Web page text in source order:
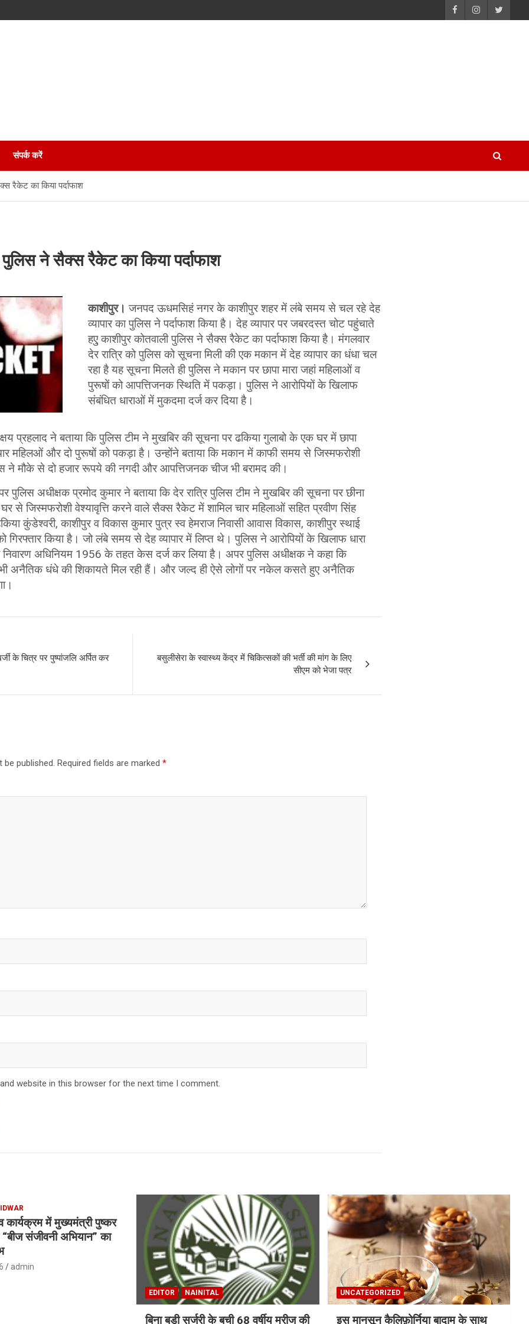
संपर्क करें
रैकेट का किया पर्दाफाश
पुलिस ने सैक्स रैकेट का किया पर्दाफाश
काशीपुर। जनपद ऊधमसिहं नगर के काशीपुर शहर में लंबे समय से चल रहे देह
व्यापार का पुलिस ने पर्दाफाश किया है। देह व्यापार पर जबरदस्त चोट पहुंचाते
हएु काशीपुर कोतवाली पुलिस ने सैक्स रैकेट का पर्दाफाश किया है। मंगलवार
देर रात्रि को पुलिस को सूचना मिली की एक मकान में देह व्यापार का धंधा चल
रहा है यह सूचना मिलते ही पुलिस ने मकान पर छापा मारा जहां महिलाओं व
पुरूषों को आपत्तिजनक स्थिति में पकड़ा। पुलिस ने आरोपियों के खिलाफ
संबंधित धाराओं में मुकदमा दर्ज कर दिया है।
प्रहलाद ने बताया कि पुलिस टीम ने मुखबिर की सूचना पर ढकिया गुलाबो के एक घर में छापा
महिलओं और दो पुरूषों को पकड़ा है। उन्होंने बताया कि मकान में काफी समय से जिस्मफरोशी
ने मौके से दो हजार रूपये की नगदी और आपत्तिजनक चीज भी बरामद की।
पुलिस अधीक्षक प्रमोद कुमार ने बताया कि देर रात्रि पुलिस टीम ने मुखबिर की सूचना पर छीना
से जिस्मफरोशी वेश्यावृत्ति करने वाले सैक्स रैकेट में शामिल चार महिलाओं सहित प्रवीण सिंह
कुंडेश्वरी, काशीपुर व विकास कुमार पुत्र स्व हेमराज निवासी आवास विकास, काशीपुर स्थाई
गिरफ्तार किया है। जो लंबे समय से देह व्यापार में लिप्त थे। पुलिस ने आरोपियों के खिलाफ धारा
अधिनियम 1956 के तहत केस दर्ज कर लिया है। अपर पुलिस अधीक्षक ने कहा कि
अनैतिक धंधे की शिकायते मिल रही हैं। और जल्द ही ऐसे लोगों पर नकेल कसते हुए अनैतिक
के चित्र पर पुष्पांजलि अर्पित कर
बसुलीसेरा के स्वास्थ्य केंद्र में चिकित्सकों की भर्ती की मांग के लिए
सीएम को भेजा पत्र
be published. Required fields are marked*
website in this browser for the next time I comment.
कार्यक्रम में मुख्यमंत्री पुष्कर
“बीज संजीवनी अभियान” का
admin
EDITOR NAINITAL
बिना बड़ी सर्जरी के बची 68 वर्षीय मरीज की
UNCATEGORIZED
इस मानसून कैलिफ़ोर्निया बादाम के साथ